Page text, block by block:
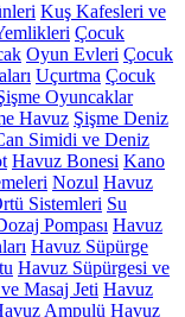
Kuş Kafesleri ve
Çocuk
Oyun Evleri Çocuk
Uçurtma Çocuk
Oyuncaklar
Havuz Şişme Deniz
Simidi ve Deniz
Havuz Bonesi Kano
Nozul Havuz
Sistemleri Su
Pompası Havuz
Havuz Süpürge
Havuz Süpürgesi ve
Masaj Jeti Havuz
Ampulü Havuz